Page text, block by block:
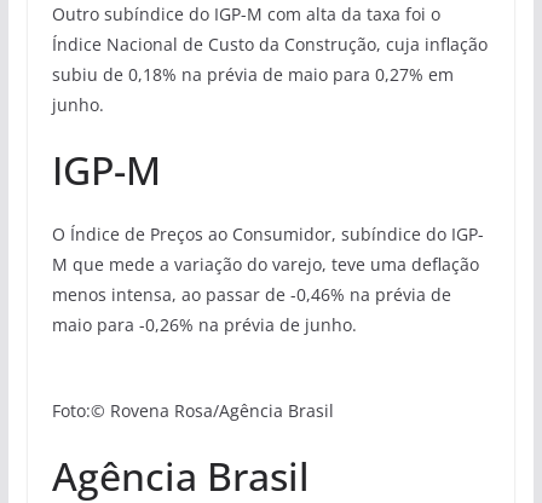
Outro subíndice do IGP-M com alta da taxa foi o
Índice Nacional de Custo da Construção, cuja inflação
subiu de 0,18% na prévia de maio para 0,27% em
junho.
IGP-M
O Índice de Preços ao Consumidor, subíndice do IGP-
M que mede a variação do varejo, teve uma deflação
menos intensa, ao passar de -0,46% na prévia de
maio para -0,26% na prévia de junho.
Foto:© Rovena Rosa/Agência Brasil
Agência Brasil